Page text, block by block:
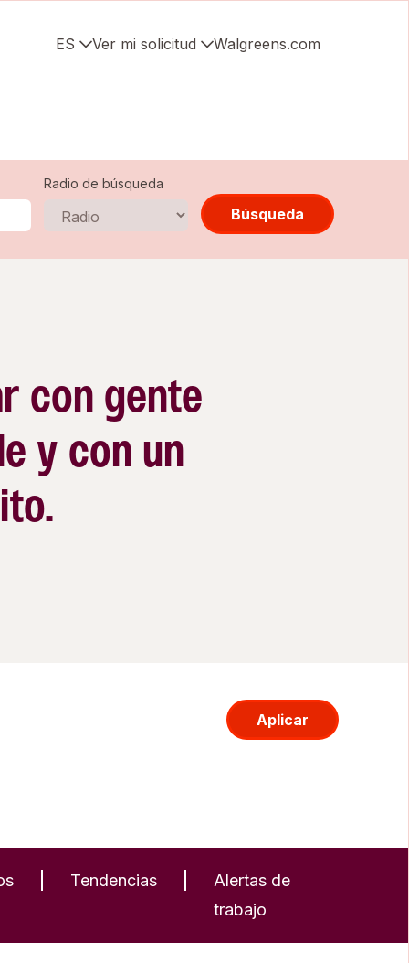
ES Ver mi solicitud Walgreens.com
Radio de búsqueda
Búsqueda
con gente
y con un
Aplicar
Tendencias
Alertas de
trabajo